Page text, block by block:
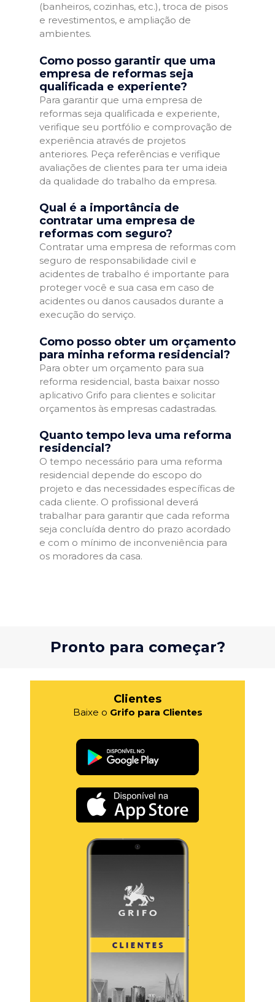
(banheiros, cozinhas, etc.), troca de pisos
e revestimentos, e ampliação de
ambientes.
Como posso garantir que uma
empresa de reformas seja
qualificada e experiente?
Para garantir que uma empresa de
reformas seja qualificada e experiente,
verifique seu portfólio e comprovação de
experiência através de projetos
anteriores. Peça referências e verifique
avaliações de clientes para ter uma ideia
da qualidade do trabalho da empresa.
Qual é a importância de
contratar uma empresa de
reformas com seguro?
Contratar uma empresa de reformas com
seguro de responsabilidade civil e
acidentes de trabalho é importante para
proteger você e sua casa em caso de
acidentes ou danos causados durante a
execução do serviço.
Como posso obter um orçamento
para minha reforma residencial?
Para obter um orçamento para sua
reforma residencial, basta baixar nosso
aplicativo Grifo para clientes e solicitar
orçamentos às empresas cadastradas.
Quanto tempo leva uma reforma
residencial?
O tempo necessário para uma reforma
residencial depende do escopo do
projeto e das necessidades específicas de
cada cliente. O profissional deverá
trabalhar para garantir que cada reforma
seja concluída dentro do prazo acordado
e com o mínimo de inconveniência para
os moradores da casa.
Pronto para começar?
Clientes
Baixe o Grifo para Clientes